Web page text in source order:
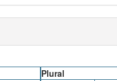
Plural